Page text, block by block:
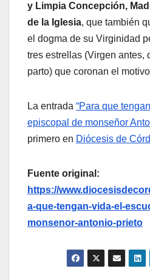
y Limpia Concepción,
de la Iglesia, que también
el dogma de su Virginidad
tres estrellas (Virgen antes,
parto) que coronan el
La entrada “Para que
episcopal de monseñor
primero en Diócesis de
Fuente original:
https://
a-que-tengan-vida-el-
monsenor-antonio-prieto